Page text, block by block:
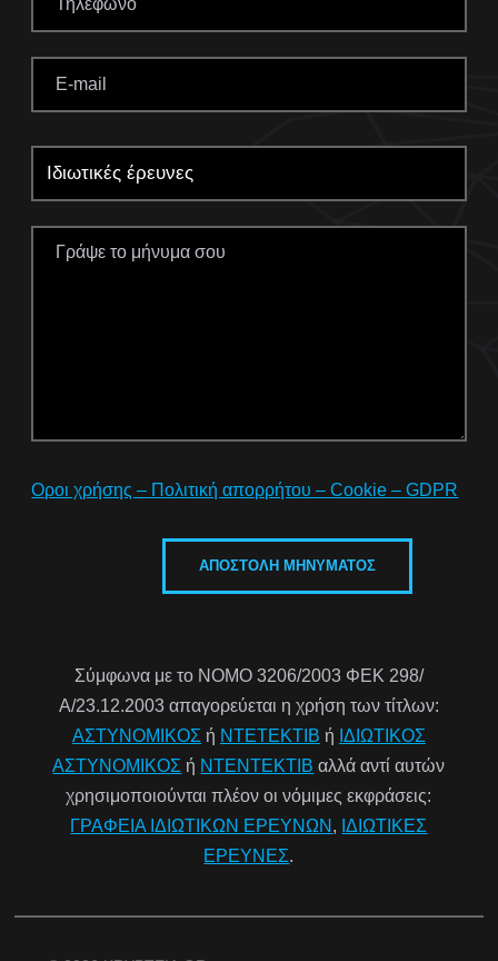
Οροι χρήσης – Πολιτική απορρήτου – Cookie – GDPR
Σύμφωνα με το ΝΟΜΟ 3206/2003 ΦΕΚ 298/
Α/23.12.2003 απαγορεύεται η χρήση των τίτλων:
ΑΣΤΥΝΟΜΙΚΟΣ ή ΝΤΕΤΕΚΤΙΒ ή ΙΔΙΩΤΙΚΟΣ
ΑΣΤΥΝΟΜΙΚΟΣ ή ΝΤΕΝΤΕΚΤΙΒ αλλά αντί αυτών
χρησιμοποιούνται πλέον οι νόμιμες εκφράσεις:
ΓΡΑΦΕΙΑ ΙΔΙΩΤΙΚΩΝ ΕΡΕΥΝΩΝ , ΙΔΙΩΤΙΚΕΣ
ΕΡΕΥΝΕΣ.